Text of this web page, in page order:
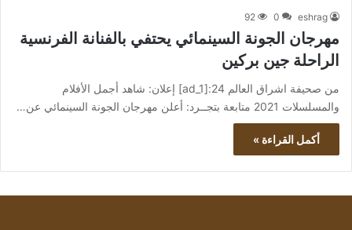
eshrag
0
92
مهرجان الجونة السينمائي يحتفي بالفنانة الفرنسية
الراحلة جين بركين
من صحيفة اشراق العالم 24:[ad_1] إعلان: شاهد أجمل الأفلام
والمسلسلات 2021 متابعة بتجــرد: أعلن مهرجان الجونة السينمائي عن…
أكمل القراءة »